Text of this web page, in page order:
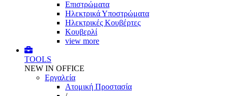
Επιστρώματα
Ηλεκτρικά Υποστρώματα
Ηλεκτρικές Κουβέρτες
Κουβερλί
view more
TOOLS
NEW IN OFFICE
Εργαλεία
Aτομική Προστασία